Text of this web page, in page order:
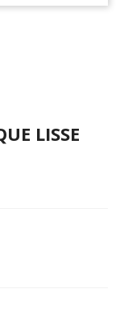
LISSE